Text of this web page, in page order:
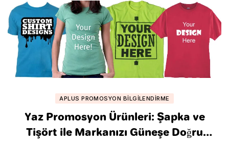
APLUS PROMOSYON BILGILENDIRME
Yaz Promosyon Ürünleri: Şapka ve
Tişört ile Markanızı Güneşe Doğru